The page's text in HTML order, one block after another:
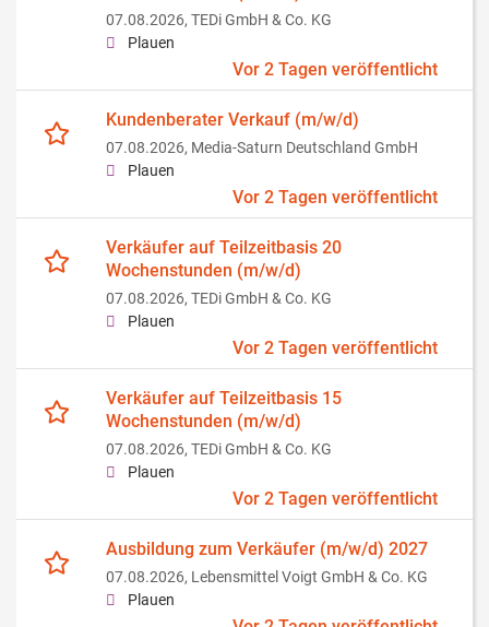
07.08.2026, TEDi GmbH & Co. KG
Plauen
Vor 2 Tagen veröffentlicht
Kundenberater Verkauf (m/w/d)
07.08.2026, Media-Saturn Deutschland GmbH
Plauen
Vor 2 Tagen veröffentlicht
Verkäufer auf Teilzeitbasis 20
Wochenstunden (m/w/d)
07.08.2026, TEDi GmbH & Co. KG
Plauen
Vor 2 Tagen veröffentlicht
Verkäufer auf Teilzeitbasis 15
Wochenstunden (m/w/d)
07.08.2026, TEDi GmbH & Co. KG
Plauen
Vor 2 Tagen veröffentlicht
Ausbildung zum Verkäufer (m/w/d) 2027
07.08.2026, Lebensmittel Voigt GmbH & Co. KG
Plauen